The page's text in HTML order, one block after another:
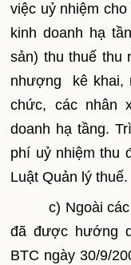
việc uỷ nhiệm
kinh doanh hạ
sản) thu thuế thu
nhượng kê khai,
chức, các nhân
doanh hạ tầng.
phí uỷ nhiệm thu
Luật Quản lý thuế.
c) Ngoài
đã được hướng
BTC ngày 30/9/